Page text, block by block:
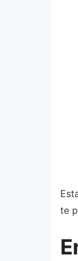
te